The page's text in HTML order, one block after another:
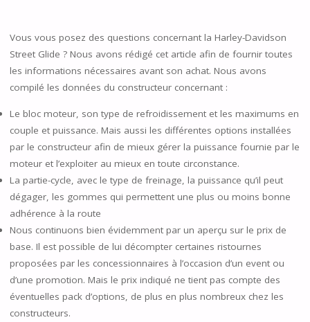
Vous vous posez des questions concernant la Harley-Davidson
Street Glide ? Nous avons rédigé cet article afin de fournir toutes
les informations nécessaires avant son achat. Nous avons
compilé les données du constructeur concernant :
Le bloc moteur, son type de refroidissement et les maximums en
couple et puissance. Mais aussi les différentes options installées
par le constructeur afin de mieux gérer la puissance fournie par le
moteur et l’exploiter au mieux en toute circonstance.
La partie-cycle, avec le type de freinage, la puissance qu’il peut
dégager, les gommes qui permettent une plus ou moins bonne
adhérence à la route
Nous continuons bien évidemment par un aperçu sur le prix de
base. Il est possible de lui décompter certaines ristournes
proposées par les concessionnaires à l’occasion d’un event ou
d’une promotion. Mais le prix indiqué ne tient pas compte des
éventuelles pack d’options, de plus en plus nombreux chez les
constructeurs.